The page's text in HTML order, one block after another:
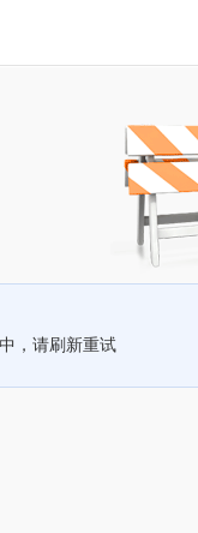
，请刷新重试